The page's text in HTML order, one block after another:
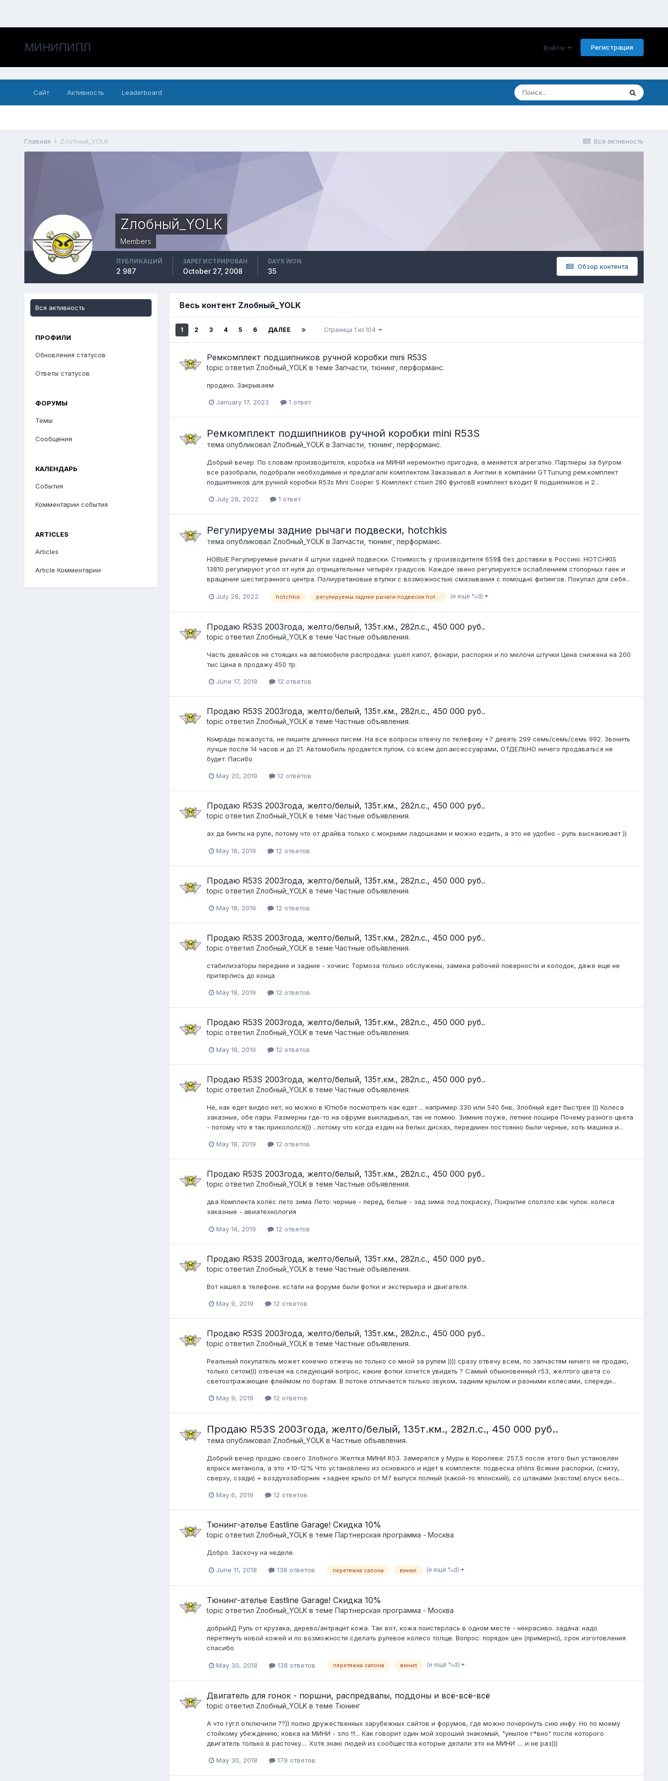
МИНИПИПЛ Войти Регистрация
Сайт Активность Leaderboard
Вся активность
Главная Zлобный_YOLK
Zлобный_YOLK
Members
Обзор контента
ПУБЛИКАЦИЙ
2 987
ЗАРЕГИСТРИРОВАН
October 27, 2008
DAYS WON
35
Вся активность
ПРОФИЛИ
Обновления статусов
Ответы статусов
ФОРУМЫ
Темы
Сообщения
КАЛЕНДАРЬ
События
Комментарии события
ARTICLES
Articles
Article Комментарии
Весь контент Zлобный_YOLK
1 2 3 4 5 6 ДАЛЕЕ Страница 1 из 104
Ремкомплект подшипников ручной коробки mini R53S
topic ответил Zлобный_YOLKв теме Запчасти, тюнинг, перформанс.
продано. Закрываем
January 17, 2023 1 ответ
Ремкомплект подшипников ручной коробки mini R53S
тема опубликовал Zлобный_YOLKв Запчасти, тюнинг, перформанс.
Добрый вечер. По словам производителя, коробка на МИНИ неремонтно пригодна, а меняется агрегатно. Партнеры за бугром
все разобрали, подобрали необходимые и предлагали комплектом.Заказывал в Англии в компании GTTunung рем.комплект
подшипников для ручной коробки R53s Mini Cooper S Комплект стоил 280 фунтовВ комплект входит 8 подшипников и 2...
July 28, 2022 1 ответ
Регулируемы задние рычаги подвески, hotchkis
тема опубликовал Zлобный_YOLKв Запчасти, тюнинг, перформанс.
НОВЫЕ Регулируемые рычаги 4 штуки задней подвески. Стоимость у производителя 659$ без доставки в Россию. HOTCHKIS
13810 регулируют угол от нуля до отрицательных четырёх градусов. Каждое звено регулируется ослаблением стопорных гаек и
вращение шестигранного центра. Полиуретановые втулки с возможностью смазывания с помощью фитингов. Покупал для себя...
July 28, 2022 hotchkis регулируемы задние рычаги подвески hotchkis (и ещё %d)
Продаю R53S 2003года, желто/белый, 135т.км., 282л.с., 450 000 руб..
topic ответил Zлобный_YOLKв теме Частные объявления.
Часть девайсов не стоящих на автомобиле распродана: ушел капот, фонари, распорки и по мелочи штучки Цена снижена на 200
тыс Цена в продажу 450 тр.
June 17, 2019 12 ответов
Продаю R53S 2003года, желто/белый, 135т.км., 282л.с., 450 000 руб..
topic ответил Zлобный_YOLKв теме Частные объявления.
Комрады пожалуста, не пишите длинных писем. На все вопросы отвечу по телефону +7 девять 299 семь/семь/семь 992. Звонить
лучше после 14 часов и до 21. Автомобиль продается пулом, со всем доп.аксессуарами, ОТДЕЛЬНО ничего продаваться не
будет. Пасибо
May 20, 2019 12 ответов
Продаю R53S 2003года, желто/белый, 135т.км., 282л.с., 450 000 руб..
topic ответил Zлобный_YOLKв теме Частные объявления.
ах да бинты на руле, потому что от драйва только с мокрыми ладошками и можно ездить, а это не удобно - руль выскакивает ))
May 18, 2019 12 ответов
Продаю R53S 2003года, желто/белый, 135т.км., 282л.с., 450 000 руб..
topic ответил Zлобный_YOLKв теме Частные объявления.
May 18, 2019 12 ответов
Продаю R53S 2003года, желто/белый, 135т.км., 282л.с., 450 000 руб..
topic ответил Zлобный_YOLKв теме Частные объявления.
стабилизаторы передние и задние - хочкис Тормоза только обслужены, замена рабочей поверности и колодок, даже еще не
притерлись до конца
May 18, 2019 12 ответов
Продаю R53S 2003года, желто/белый, 135т.км., 282л.с., 450 000 руб..
topic ответил Zлобный_YOLKв теме Частные объявления.
May 18, 2019 12 ответов
Продаю R53S 2003года, желто/белый, 135т.км., 282л.с., 450 000 руб..
topic ответил Zлобный_YOLKв теме Частные объявления.
Не, как едет видео нет, но можно в Ютюбе посмотреть как едет ... например 330 или 540 бнв, Злобный едет быстрее ))) Колеса
заказные, обе пары. Размерны где-то на офруме выкладывал, так не помню. Зимние поуже, летние пошире Почему разного цвета
- потому что я так прикололся))) ...потому что когда ездин на белых дисках, передниен постоянно были черные, хоть машина и...
May 18, 2019 12 ответов
Продаю R53S 2003года, желто/белый, 135т.км., 282л.с., 450 000 руб..
topic ответил Zлобный_YOLKв теме Частные объявления.
два Комплекта колёс лето зима Лето: черные - перед, белые - зад зима: под покраску, Покрытие сползло как чулок. колеса
заказные - авиатехнология
May 14, 2019 12 ответов
Продаю R53S 2003года, желто/белый, 135т.км., 282л.с., 450 000 руб..
topic ответил Zлобный_YOLKв теме Частные объявления.
Вот нашёл в телефоне. кстати на форуме были фотки и экстерьера и двигателя.
May 9, 2019 12 ответов
Продаю R53S 2003года, желто/белый, 135т.км., 282л.с., 450 000 руб..
topic ответил Zлобный_YOLKв теме Частные объявления.
Реальный покупатель может конечно отжечь но только со мной за рулем )))) сразу отвечу всем, по запчастям ничего не продаю,
только сетом))) отвечая на следующий вопрос, какие фотки хочется увидеть ? Самый обыкновенный r53, желтого цвета со
светоотражающие флеймом по бортам. В потоке отличается только звуком, задним крылом и разными колёсами, спереди...
May 9, 2019 12 ответов
Продаю R53S 2003года, желто/белый, 135т.км., 282л.с., 450 000 руб..
тема опубликовал Zлобный_YOLKв Частные объявления.
Добрый вечер продаю своего Злобного Желтка МИНИ R53. Замерялся у Муры в Королеве: 257,5 после этого был установлен
впрыск метанола, а это +10-12% Что установлено из основного и идет в комплекте: подвеска ohlins Всякие распорки, (снизу,
сверху, сзади) + воздухозаборник +заднее крыло от M7 выпуск полный (какой-то японский), со штанами (кастом) впуск весь...
May 6, 2019 12 ответов
Тюнинг-ателье Eastline Garage! Скидка 10%
topic ответил Zлобный_YOLKв теме Партнерская программа - Москва
Добро. Заскочу на неделе.
June 11, 2018 138 ответов перетяжка салона винил (и ещё %d)
Тюнинг-ателье Eastline Garage! Скидка 10%
topic ответил Zлобный_YOLKв теме Партнерская программа - Москва
добрыйД Руль от крузака, дерево/антрацит кожа. Так вот, кожа поистерлась в одном месте - некрасиво. задача: надо
перетянуть новой кожей и по возможности сделать рулевое колесо толще. Вопрос: порядок цен (примерно), срок изготовления
спасибо
May 30, 2018 138 ответов перетяжка салона винил (и ещё %d)
Двигатель для гонок - поршни, распредвалы, поддоны и всё-всё-всё
topic ответил Zлобный_YOLKв теме Тюнинг
А что гугл отключили ??)) полно дружественных зарубежных сайтов и форумов, где можно почерпнуть сию инфу. Но по моему
стойкому убеждению, ковка на МИНИ - зло !!!... Как говорит один мой хороший знакомый, "унылое г*вно" после которого
двигатель только в расточку.... Хотя знаю людей из сообщества которые делали это на МИНИ .... и не раз)))
May 30, 2018 179 ответов